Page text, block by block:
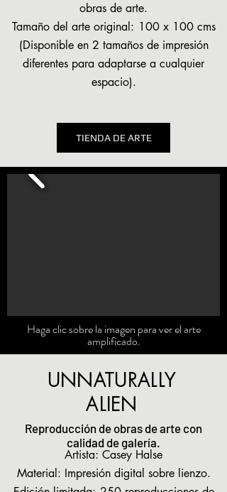
obras de arte.
Tamaño del arte original: 100 x 100 cms
(Disponible en 2 tamaños de impresión
diferentes para adaptarse a cualquier
espacio).
TIENDA DE ARTE
Haga clic sobre la imagen para ver el arte
amplificado.
UNNATURALLY
ALIEN
Reproducción de obras de arte con
calidad de galería.
Artista: Casey Halse
Material: Impresión digital sobre lienzo.